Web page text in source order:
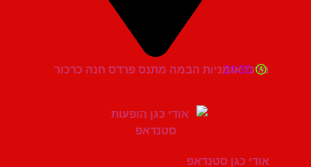
מרכז אומניות הבמה מתנס פרדס חנה כרכור
21:30
אודי כגן סטנדאפ